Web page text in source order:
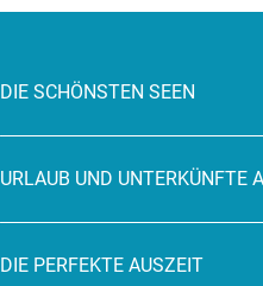
DIE SCHÖNSTEN SEEN
URLAUB UND UNTERKÜNFTE
DIE PERFEKTE AUSZEIT